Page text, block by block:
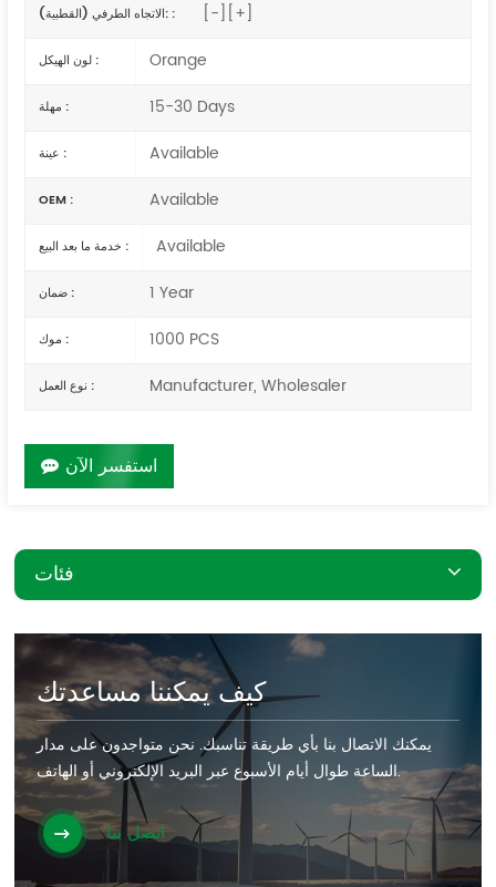
الاتجاه الطرفي (القطبية): : [-][+]
لون الهيكل : Orange
مهلة : 15-30 Days
عينة : Available
OEM : Available
خدمة ما بعد البيع : Available
ضمان : 1 Year
موك : 1000 PCS
نوع العمل : Manufacturer, Wholesaler
استفسر الآن
فئات
كيف يمكننا مساعدتك
يمكنك الاتصال بنا بأي طريقة تناسبك. نحن متواجدون على مدار
الساعة طوال أيام الأسبوع عبر البريد الإلكتروني أو الهاتف.
اتصل بنا